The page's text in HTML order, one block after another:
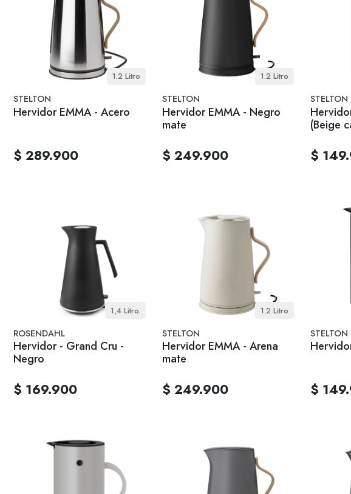
1.2 Litro
STELTON
Hervidor EMMA - Acero
$ 289.900
1.2 Litro
STELTON
Hervidor EMMA - Negro
mate
$ 249.900
STELTON
(Beige
$
1,4 Litro.
ROSENDAHL
Hervidor - Grand Cru -
Negro
$ 169.900
1.2 Litro
STELTON
Hervidor EMMA - Arena
mate
$ 249.900
STELTON
$